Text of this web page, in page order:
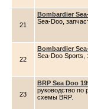
21
Bombardier
Sea-Doo,
22
Bombardier
Sea-Doo Sports,
23
BRP Sea Doo
руководство по
схемы BRP.